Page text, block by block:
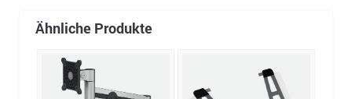
Ähnliche Produkte